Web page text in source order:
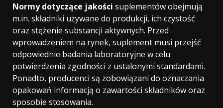
Normy dotyczące jakości suplementów obejmują
m.in. składniki używane do produkcji, ich czystość
oraz stężenie substancji aktywnych. Przed
wprowadzeniem na rynek, suplement musi przejść
odpowiednie badania laboratoryjne w celu
potwierdzenia zgodności z ustalonymi standardami.
Ponadto, producenci są zobowiązani do oznaczania
opakowań informacją o zawartości składników oraz
sposobie stosowania.